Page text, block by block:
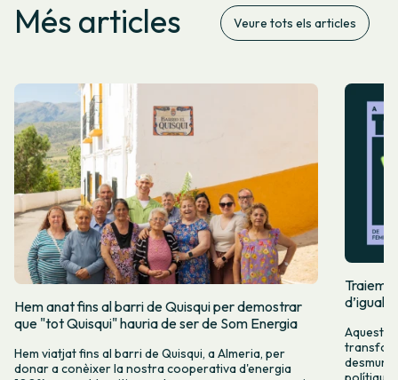
Més articles Veure tots els articles
Hem anat fins al barri de Quisqui per demostrar
que "tot Quisqui" hauria de ser de Som Energia
Hem viatjat fins al barri de Quisqui, a Almeria, per
donar a conèixer la nostra cooperativa d'energia
Traiem
Aquest